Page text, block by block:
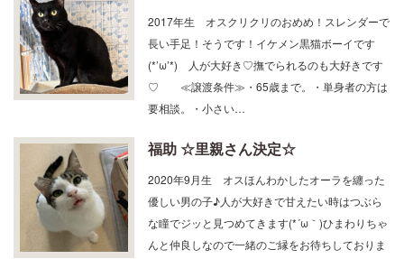
2017年生 オスクリクリのおめめ！スレンダーで
長い手足！そうです！イケメン黒猫ボーイです
(*’ω’*) 人が大好き♡撫でられるのも大好きです
♡ ≪譲渡条件≫・65歳まで。・単身者の方は
要相談。・小さい…
福助 ☆里親さん決定☆
2020年9月生 オスほんわかしたオーラを纏った
優しい男の子♪人が大好きで甘えたい時はつぶら
な瞳でジッと見つめてきます(*´ω｀)ひまわりちゃ
んと仲良しなので一緒のご縁をお待ちしておりま